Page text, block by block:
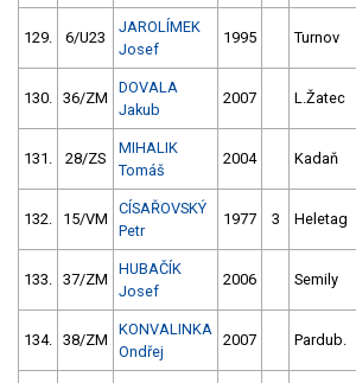
129. 6/U23
JAROLÍMEK
Josef
1995 Turnov
130. 36/ZM
DOVALA
Jakub
2007 L.Žatec
131. 28/ZS
MIHALIK
Tomáš
2004 Kadaň
132. 15/VM
CÍSAŘOVSKÝ
Petr
1977 3 Heletag
133. 37/ZM
HUBAČÍK
Josef
2006 Semily
134. 38/ZM
KONVALINKA
Ondřej
2007 Pardub.